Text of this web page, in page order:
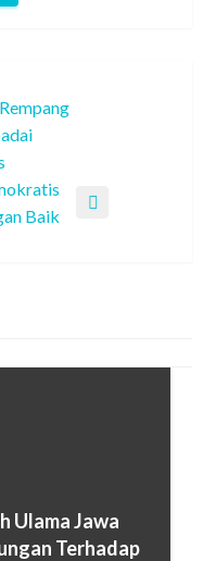
Baik
Ulama Jawa
Terhadap